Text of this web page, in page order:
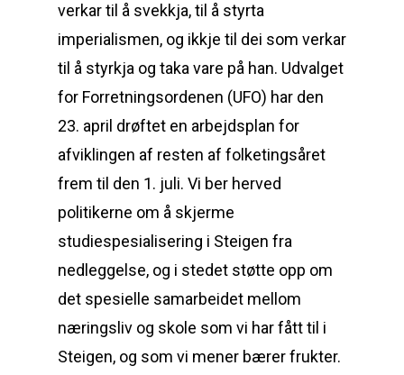
verkar til å svekkja, til å styrta
imperialismen, og ikkje til dei som verkar
til å styrkja og taka vare på han. Udvalget
for Forretningsordenen (UFO) har den
23. april drøftet en arbejdsplan for
afviklingen af resten af folketingsåret
frem til den 1. juli. Vi ber herved
politikerne om å skjerme
studiespesialisering i Steigen fra
nedleggelse, og i stedet støtte opp om
det spesielle samarbeidet mellom
næringsliv og skole som vi har fått til i
Steigen, og som vi mener bærer frukter.